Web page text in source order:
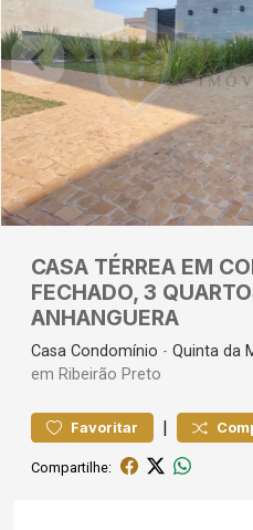
CASA TÉRREA EM
FECHADO, 3
ANHANGUERA
Casa Condomínio - Quinta da
em Ribeirão Preto
Favoritar |
Compartilhe: